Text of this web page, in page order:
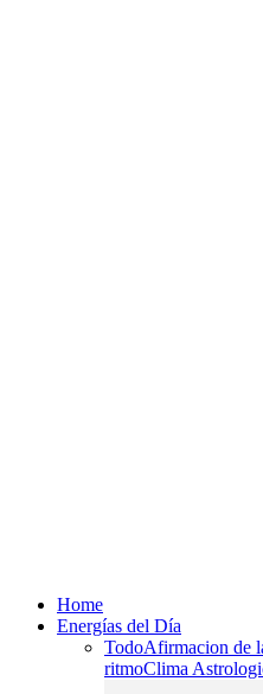
Home
Energías del Día
TodoAfirmacion de
ritmoClima